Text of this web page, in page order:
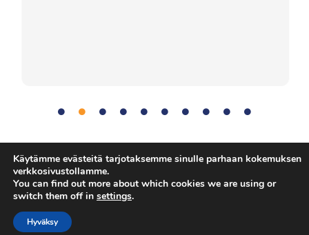
Tag: Viestintä,Ruokavalio,Kasvit,Ongelmanratkaisu,Tiede,
Tiimityö
Käytämme evästeitä tarjotaksemme sinulle parhaan kokemuksen
verkkosivustollamme.
You can find out more about which cookies we are using or
switch them off in settings.
Hyväksy